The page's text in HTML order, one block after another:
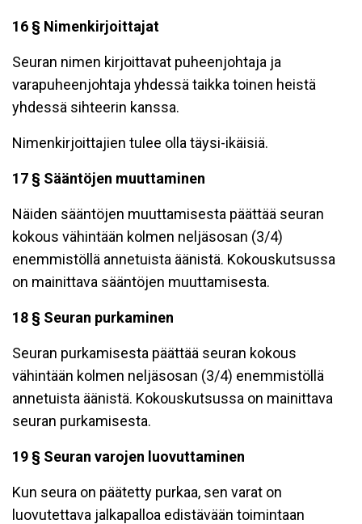
16 § Nimenkirjoittajat
Seuran nimen kirjoittavat puheenjohtaja ja
varapuheenjohtaja yhdessä taikka toinen heistä
yhdessä sihteerin kanssa.
Nimenkirjoittajien tulee olla täysi-ikäisiä.
17 § Sääntöjen muuttaminen
Näiden sääntöjen muuttamisesta päättää seuran
kokous vähintään kolmen neljäsosan (3/4)
enemmistöllä annetuista äänistä. Kokouskutsussa
on mainittava sääntöjen muuttamisesta.
18 § Seuran purkaminen
Seuran purkamisesta päättää seuran kokous
vähintään kolmen neljäsosan (3/4) enemmistöllä
annetuista äänistä. Kokouskutsussa on mainittava
seuran purkamisesta.
19 § Seuran varojen luovuttaminen
Kun seura on päätetty purkaa, sen varat on
luovutettava jalkapalloa edistävään toimintaan